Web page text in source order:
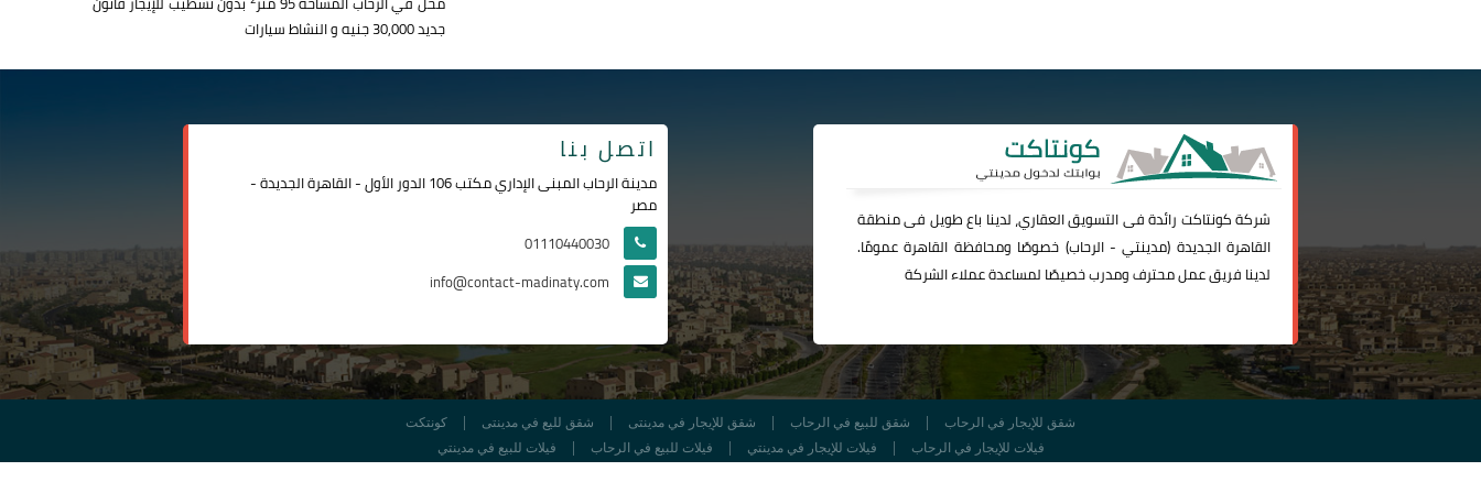
جديد 30,000 جنيه و النشاط سيارات
شركةكونتاكت رائدة فى التسويق العقاري، لدينا باع طويل فى منطقة
القاهرة الجديدة (مدينتي-الرحاب) خصوصًا ومحافظة القاهرة عمومًا.
لدينا فريق عمل محترف ومدرب خصيصًا لمساعدة عملاء الشركة
اتصل بنا
مدينة الرحاب المبنى الإداري مكتب 106 الدور الأول - القاهرة الجديدة -
مصر
01110440030
info@contact-madinaty.com
كونتكت شقق لليع في مدينتى شقق للإيجار في مدينتى شقق للبيع في الرحاب
شقق للإيجار في الرحاب
فيلات للبيع في مدينتي
فيلات للبيع في الرحاب فيلات للإيجار في مدينتي فيلات للإيجار في الرحاب